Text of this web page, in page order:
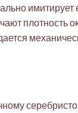
имитирует
плотность